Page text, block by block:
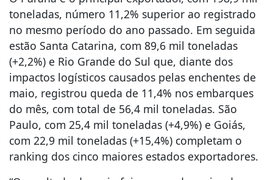
toneladas, número 11,2% superior ao registrado
no mesmo período do ano passado. Em seguida
estão Santa Catarina, com 89,6 mil toneladas
(+2,2%) e Rio Grande do Sul que, diante dos
impactos logísticos causados pelas enchentes de
maio, registrou queda de 11,4% nos embarques
do mês, com total de 56,4 mil toneladas. São
Paulo, com 25,4 mil toneladas (+4,9%) e Goiás,
com 22,9 mil toneladas (+15,4%) completam o
ranking dos cinco maiores estados exportadores.